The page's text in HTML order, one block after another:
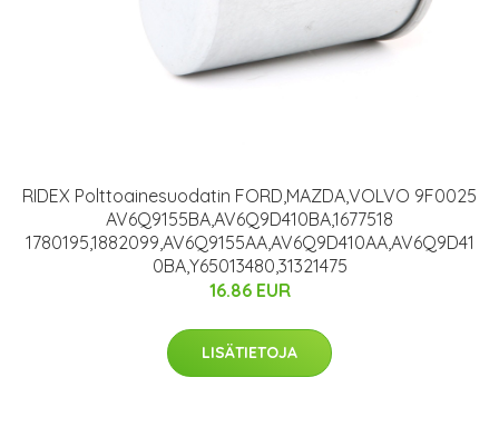
RIDEX Polttoainesuodatin FORD,MAZDA,VOLVO 9F0025
AV6Q9155BA,AV6Q9D410BA,1677518
1780195,1882099,AV6Q9155AA,AV6Q9D410AA,AV6Q9D41
0BA,Y65013480,31321475
16.86 EUR
LISÄTIETOJA